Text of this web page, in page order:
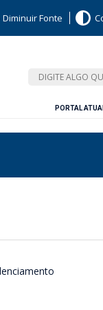
Diminuir Fonte
PORTAL